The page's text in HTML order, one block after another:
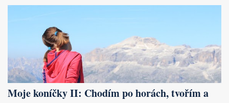
Moje koníčky II: Chodím po horách, tvořím a